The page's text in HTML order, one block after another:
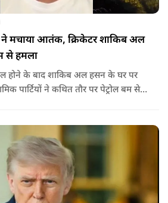
ने मचाया आतंक, क्रिकेटर शाकिब अल
से हमला
होने के बाद शाकिब अल हसन के घर पर
पार्टियों ने कथित तौर पर पेट्रोल बम से